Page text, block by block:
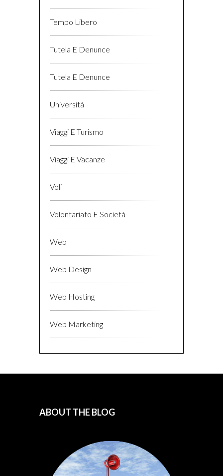
Tempo Libero
Tutela E Denunce
Tutela E Denunce
Università
Viaggi E Turismo
Viaggi E Vacanze
Voli
Volontariato E Società
Web
Web Design
Web Hosting
Web Marketing
ABOUT THE BLOG